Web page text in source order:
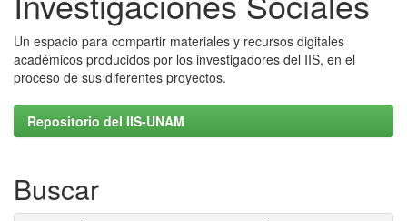
Un espacio para compartir materiales y recursos digitales
académicos producidos por los investigadores del IIS, en el
proceso de sus diferentes proyectos.
Repositorio del IIS-UNAM
Buscar